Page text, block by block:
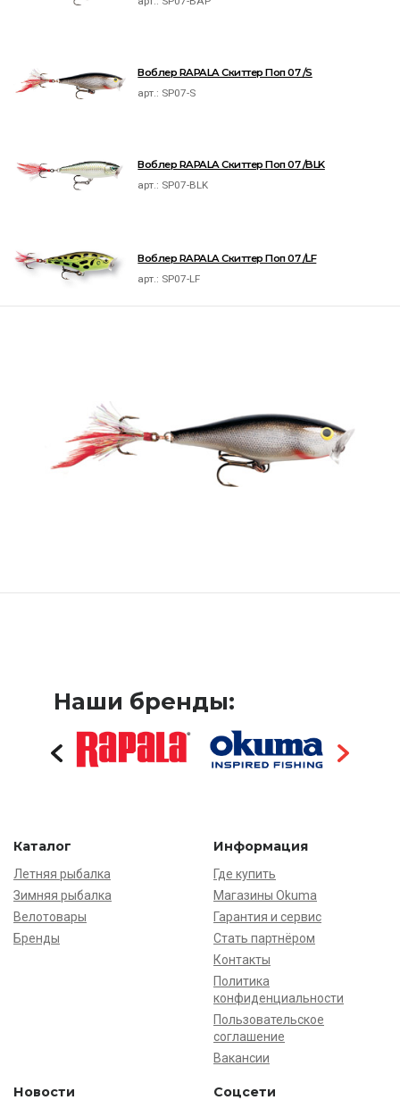
Воблер RAPALA Скиттер Поп 07 /S
арт.: SP07-S
Воблер RAPALA Скиттер Поп 07 /BLK
арт.: SP07-BLK
Воблер RAPALA Скиттер Поп 07 /LF
арт.: SP07-LF
Наши бренды:
Каталог
Летняя рыбалка
Зимняя рыбалка
Велотовары
Бренды
Информация
Где купить
Магазины Okuma
Гарантия и сервис
Стать партнёром
Контакты
Политика
конфиденциальности
Пользовательское
соглашение
Вакансии
Новости Соцсети